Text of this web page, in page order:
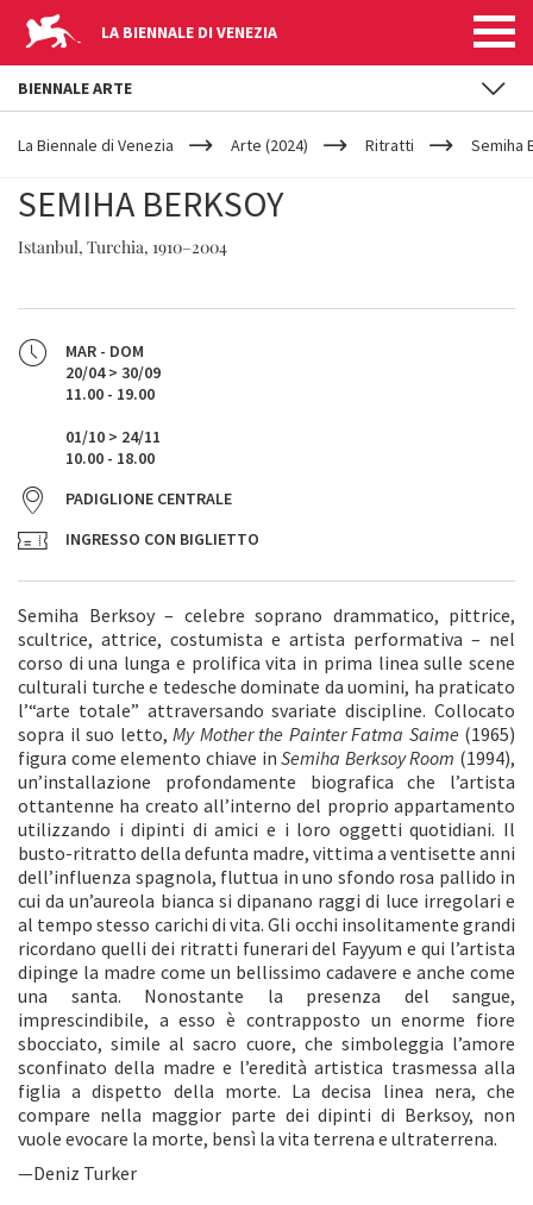
LA BIENNALE DI VENEZIA
YOUR
ARE
La Biennale di Venezia Arte (2024) Ritratti Semiha
SEMIHA BERKSOY
Istanbul, Turchia, 1910–2004
MAR - DOM
20/04 > 30/09
11.00 - 19.00
01/10 > 24/11
10.00 - 18.00
PADIGLIONE CENTRALE
INGRESSO CON BIGLIETTO
Semiha Berksoy – celebre soprano drammatico, pittrice,
scultrice, attrice, costumista e artista performativa – nel
corso di una lunga e prolifica vita in prima linea sulle scene
culturali turche e tedesche dominate da uomini, ha praticato
l’“arte totale” attraversando svariate discipline. Collocato
sopra il suo letto, My Mother the Painter Fatma Saime (1965)
figura come elemento chiave inSemiha Berksoy Room (1994),
un’installazione profondamente biografica che l’artista
ottantenne ha creato all’interno del proprio appartamento
utilizzando i dipinti di amici e i loro oggetti quotidiani. Il
busto-ritratto della defunta madre, vittima a ventisette anni
dell’influenza spagnola, fluttua in uno sfondo rosa pallido in
cui da un’aureola bianca si dipanano raggi di luce irregolari e
al tempo stesso carichi di vita. Gli occhi insolitamente grandi
ricordano quelli dei ritratti funerari del Fayyum e qui l’artista
dipinge la madre come un bellissimo cadavere e anche come
una santa. Nonostante la presenza del sangue,
imprescindibile, a esso è contrapposto un enorme fiore
sbocciato, simile al sacro cuore, che simboleggia l’amore
sconfinato della madre e l’eredità artistica trasmessa alla
figlia a dispetto della morte. La decisa linea nera, che
compare nella maggior parte dei dipinti di Berksoy, non
vuole evocare la morte, bensì la vita terrena e ultraterrena.
—Deniz Turker
BIENNALE ARTE